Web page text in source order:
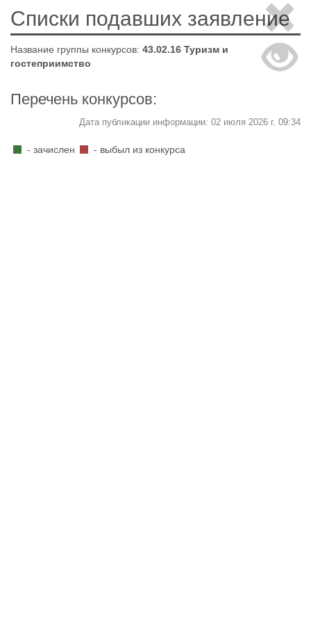
Списки подавших заявление
Название группы конкурсов: 43.02.16 Туризм и
гостеприимство
Перечень конкурсов:
Дата публикации информации: 02 июля 2026 г. 09:34
- зачислен - выбыл из конкурса